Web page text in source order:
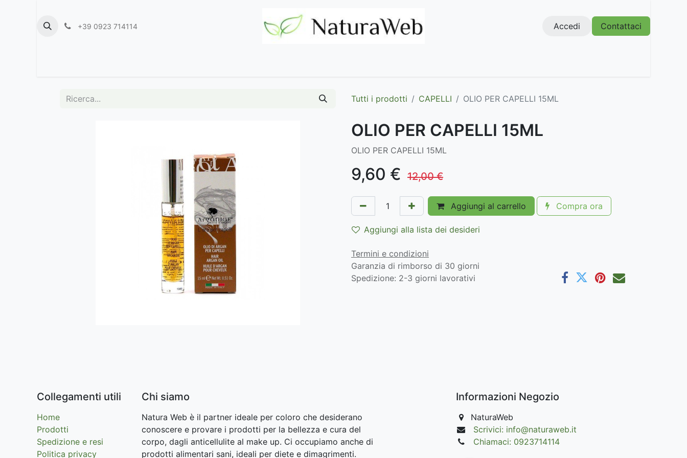
+39 0923 714114 Accedi Contattaci
Tutti i prodotti CAPELLI OLIO PER CAPELLI 15ML
OLIO PER CAPELLI 15ML
OLIO PER CAPELLI 15ML
9,60 € 12,00€
Aggiungi al carrello Compra ora
Aggiungi alla lista dei desideri
Termini e condizioni
Garanzia di rimborso di 30 giorni
Spedizione: 2-3 giorni lavorativi
Collegamenti utili
Home
Prodotti
Spedizione e resi
Politica privacy
Chi siamo
Natura Web è il partner ideale per coloro che desiderano
conoscere e provare i prodotti per la bellezza e cura del
corpo, dagli anticellulite al make up. Ci occupiamo anche di
prodotti alimentari sani, ideali per diete e dimagrimenti.
Informazioni Negozio
NaturaWeb
Scrivici: info@naturaweb.it
Chiamaci: 0923714114